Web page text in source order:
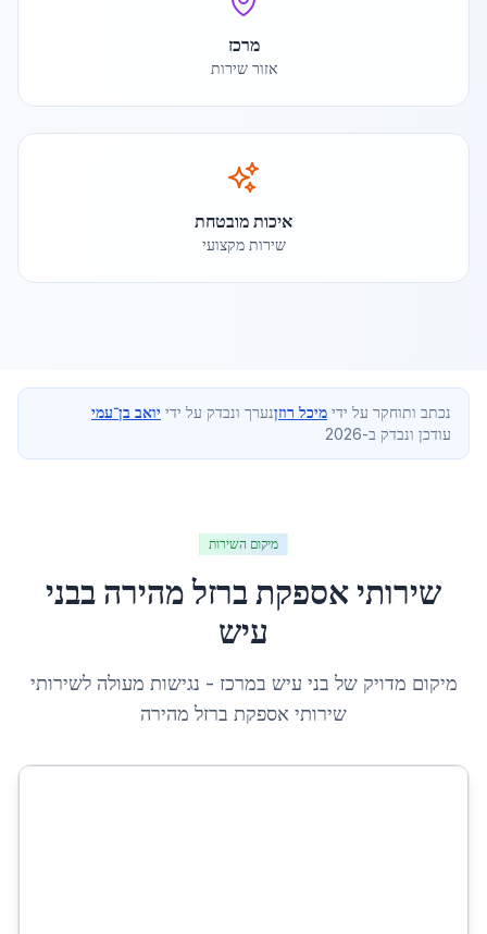
מרכז
אזור שירות
איכות מובטחת
שירות מקצועי
נכתב ותוחקר על ידי מיכל רוזןנערך ונבדק על ידי יואב בן־עמי
עודכן ונבדק ב-2026
מיקום השירות
שירותי אספקת ברזל מהירה בבני
עיש
מיקום מדויק של בני עיש במרכז - נגישות מעולה לשירותי
שירותי אספקת ברזל מהירה